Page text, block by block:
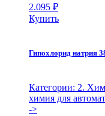
2.095 ₽
Купить
Гипохлорид натрия
Категории: 2.
химия для
->